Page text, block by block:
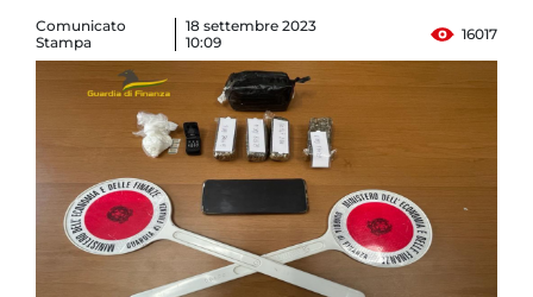
Comunicato
Stampa
18 settembre 2023
10:09
16017